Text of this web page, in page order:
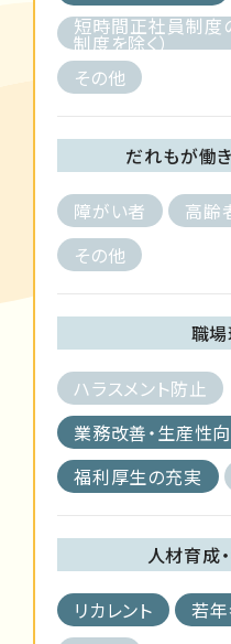
短時間正社員制度
制度を除く）
その他
だれもが働
障がい者 高齢
その他
職
ハラスメント防止
業務改善・生産性
福利厚生の充実
人材育成
リカレント
若